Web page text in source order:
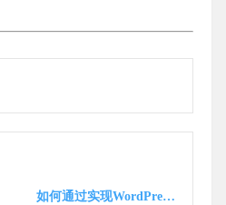
如何通过实现WordPress批量注册用户功能？